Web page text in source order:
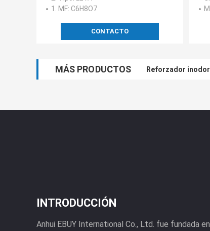
1. MF: C6H8O7
CONTACTO
MÁS PRODUCTOS Reforzador
INTRODUCCIÓN
Anhui EBUY International Co., Ltd. fue fundada